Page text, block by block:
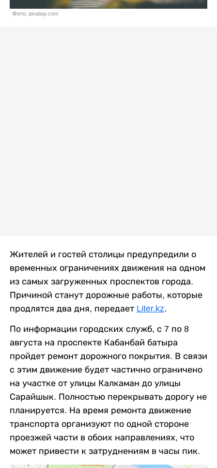
Фото: pixabay.com
Жителей и гостей столицы предупредили о
временных ограничениях движения на одном
из самых загруженных проспектов города.
Причиной станут дорожные работы, которые
продлятся два дня, передает Liter.kz.
По информации городских служб, с 7 по 8
августа на проспекте Кабанбай батыра
пройдет ремонт дорожного покрытия. В связи
с этим движение будет частично ограничено
на участке от улицы Калкаман до улицы
Сарайшык. Полностью перекрывать дорогу не
планируется. На время ремонта движение
транспорта организуют по одной стороне
проезжей части в обоих направлениях, что
может привести к затруднениям в часы пик.